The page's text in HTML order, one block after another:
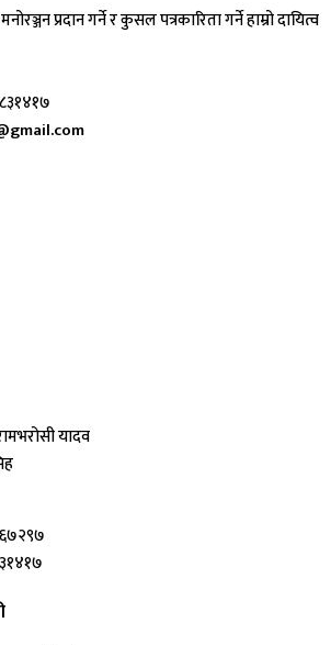
प्रदान गर्ने र कुसल पत्रकारिता गर्ने हाम्रो दायित्व
यादव